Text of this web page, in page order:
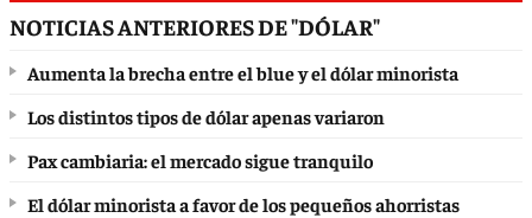
NOTICIAS ANTERIORES DE "DÓLAR"
Aumenta la brecha entre el blue y el dólar minorista
Los distintos tipos de dólar apenas variaron
Pax cambiaria: el mercado sigue tranquilo
El dólar minorista a favor de los pequeños ahorristas